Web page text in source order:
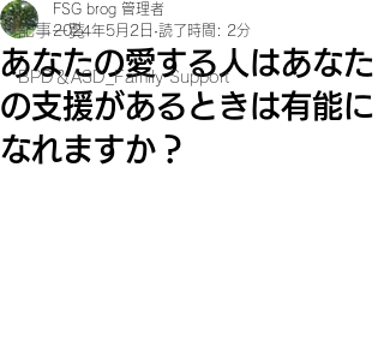
記事一覧
BPD＆ASD_Family Support
あなたの愛する人はあなた
の支援があるときは有能に
なれますか？
FSG brog 管理者
2024年5月2日 読了時間: 2分